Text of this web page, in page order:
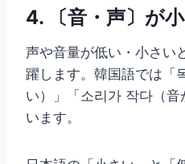
4. 〔音・声〕が
声や音量が低い・小さい
躍します。韓国語では「
い）」「소리가 작다（
います。